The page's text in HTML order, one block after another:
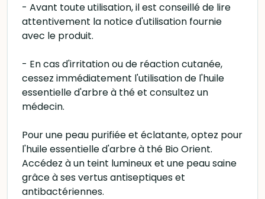
- Avant toute utilisation, il est conseillé de lire
attentivement la notice d'utilisation fournie
avec le produit.
- En cas d'irritation ou de réaction cutanée,
cessez immédiatement l'utilisation de l'huile
essentielle d'arbre à thé et consultez un
médecin.
Pour une peau purifiée et éclatante, optez pour
l'huile essentielle d'arbre à thé Bio Orient.
Accédez à un teint lumineux et une peau saine
grâce à ses vertus antiseptiques et
antibactériennes.